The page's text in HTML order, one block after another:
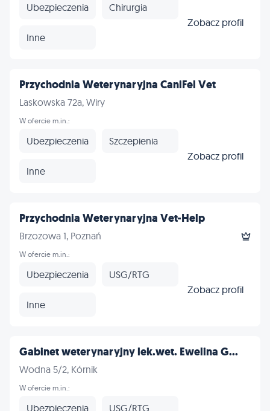
Ubezpieczenia Chirurgia
Inne
Zobacz profil
Przychodnia Weterynaryjna CaniFel Vet
Laskowska 72a, Wiry
W ofercie m.in.:
Ubezpieczenia Szczepienia
Inne
Zobacz profil
Przychodnia Weterynaryjna Vet-Help
Brzozowa 1, Poznań
W ofercie m.in.:
Ubezpieczenia USG/RTG
Inne
Zobacz profil
Gabinet weterynaryjny lek.wet. Ewelina G...
Wodna 5/2, Kórnik
W ofercie m.in.:
Ubezpieczenia USG/RTG